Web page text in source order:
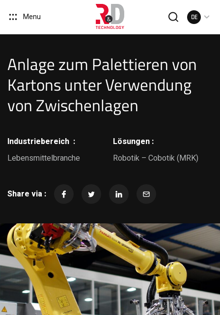
Menu DE
Anlage zum Palettieren von
Kartons unter Verwendung
von Zwischenlagen
Industriebereich :
Lebensmittelbranche
Lösungen :
Robotik – Cobotik (MRK)
Share via :